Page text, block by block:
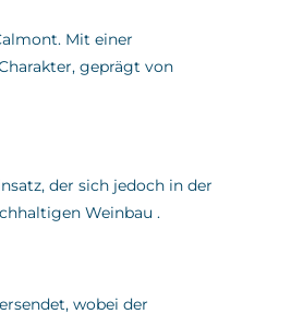
Mit einer
geprägt von
der sich jedoch in der
Weinbau .
wobei der